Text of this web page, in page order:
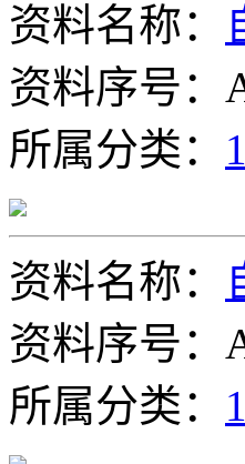
资料名称：
资料序号：
所属分类：
资料名称：
资料序号：
所属分类：